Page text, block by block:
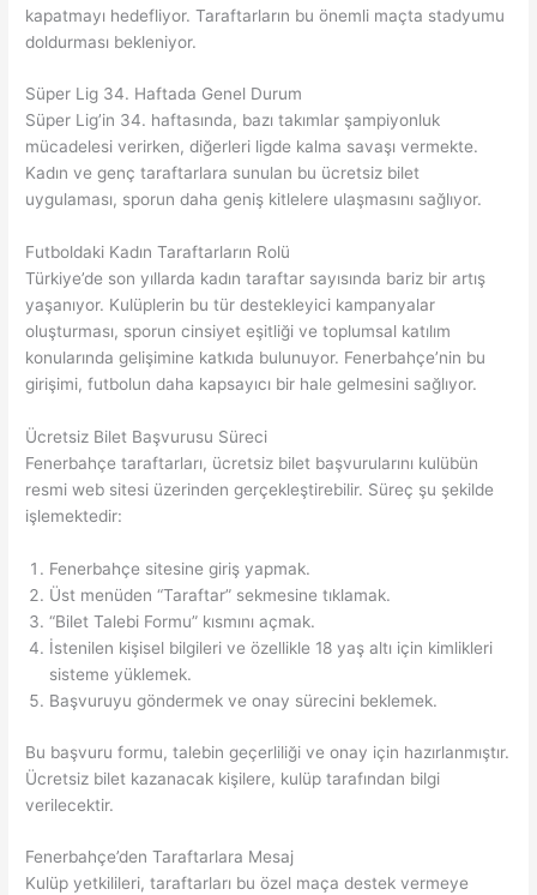
kapatmayı hedefliyor. Taraftarların bu önemli maçta stadyumu
doldurması bekleniyor.
Süper Lig 34. Haftada Genel Durum
Süper Lig’in 34. haftasında, bazı takımlar şampiyonluk
mücadelesi verirken, diğerleri ligde kalma savaşı vermekte.
Kadın ve genç taraftarlara sunulan bu ücretsiz bilet
uygulaması, sporun daha geniş kitlelere ulaşmasını sağlıyor.
Futboldaki Kadın Taraftarların Rolü
Türkiye’de son yıllarda kadın taraftar sayısında bariz bir artış
yaşanıyor. Kulüplerin bu tür destekleyici kampanyalar
oluşturması, sporun cinsiyet eşitliği ve toplumsal katılım
konularında gelişimine katkıda bulunuyor. Fenerbahçe’nin bu
girişimi, futbolun daha kapsayıcı bir hale gelmesini sağlıyor.
Ücretsiz Bilet Başvurusu Süreci
Fenerbahçe taraftarları, ücretsiz bilet başvurularını kulübün
resmi web sitesi üzerinden gerçekleştirebilir. Süreç şu şekilde
işlemektedir:
Fenerbahçe sitesine giriş yapmak.
Üst menüden “Taraftar” sekmesine tıklamak.
“Bilet Talebi Formu” kısmını açmak.
İstenilen kişisel bilgileri ve özellikle 18 yaş altı için kimlikleri
sisteme yüklemek.
Başvuruyu göndermek ve onay sürecini beklemek.
Bu başvuru formu, talebin geçerliliği ve onay için hazırlanmıştır.
Ücretsiz bilet kazanacak kişilere, kulüp tarafından bilgi
verilecektir.
Fenerbahçe’den Taraftarlara Mesaj
Kulüp yetkilileri, taraftarları bu özel maça destek vermeye